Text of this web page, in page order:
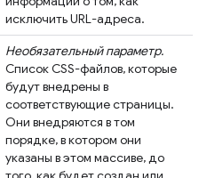
исключить URL-адреса.
Необязательный параметр.
Список CSS-файлов, которые
будут внедрены в
соответствующие страницы.
Они внедряются в том
порядке, в котором они
указаны в этом массиве, до